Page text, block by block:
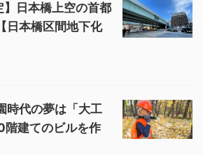
日本橋上空の首都
日本橋区間地下化
時代の夢は「大工
階建てのビルを作